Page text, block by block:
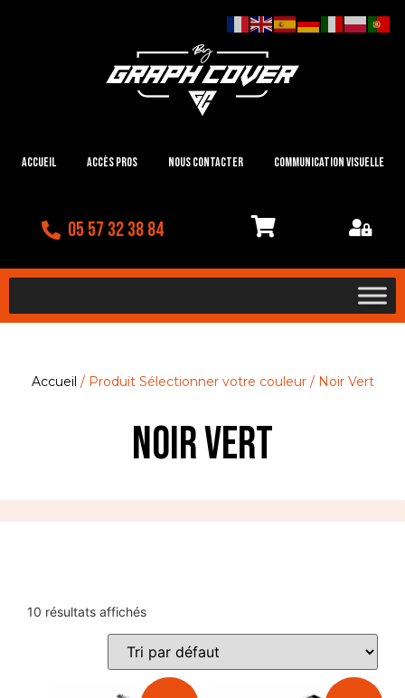
Accueil Accès Pros Nous contacter Communication visuelle
05 57 32 38 84
Accueil / Produit Sélectionner votre couleur / Noir Vert
Noir Vert
10 résultats affichés